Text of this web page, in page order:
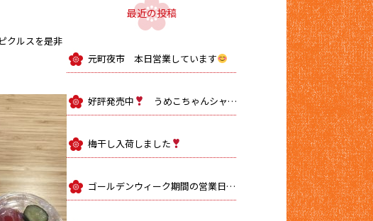
クルスを是非
最近の投稿
元町夜市 本日営業しています
好評発売中 うめこちゃんシャーベット
梅干し入荷しました
ゴールデンウィーク期間の営業日のお知らせ